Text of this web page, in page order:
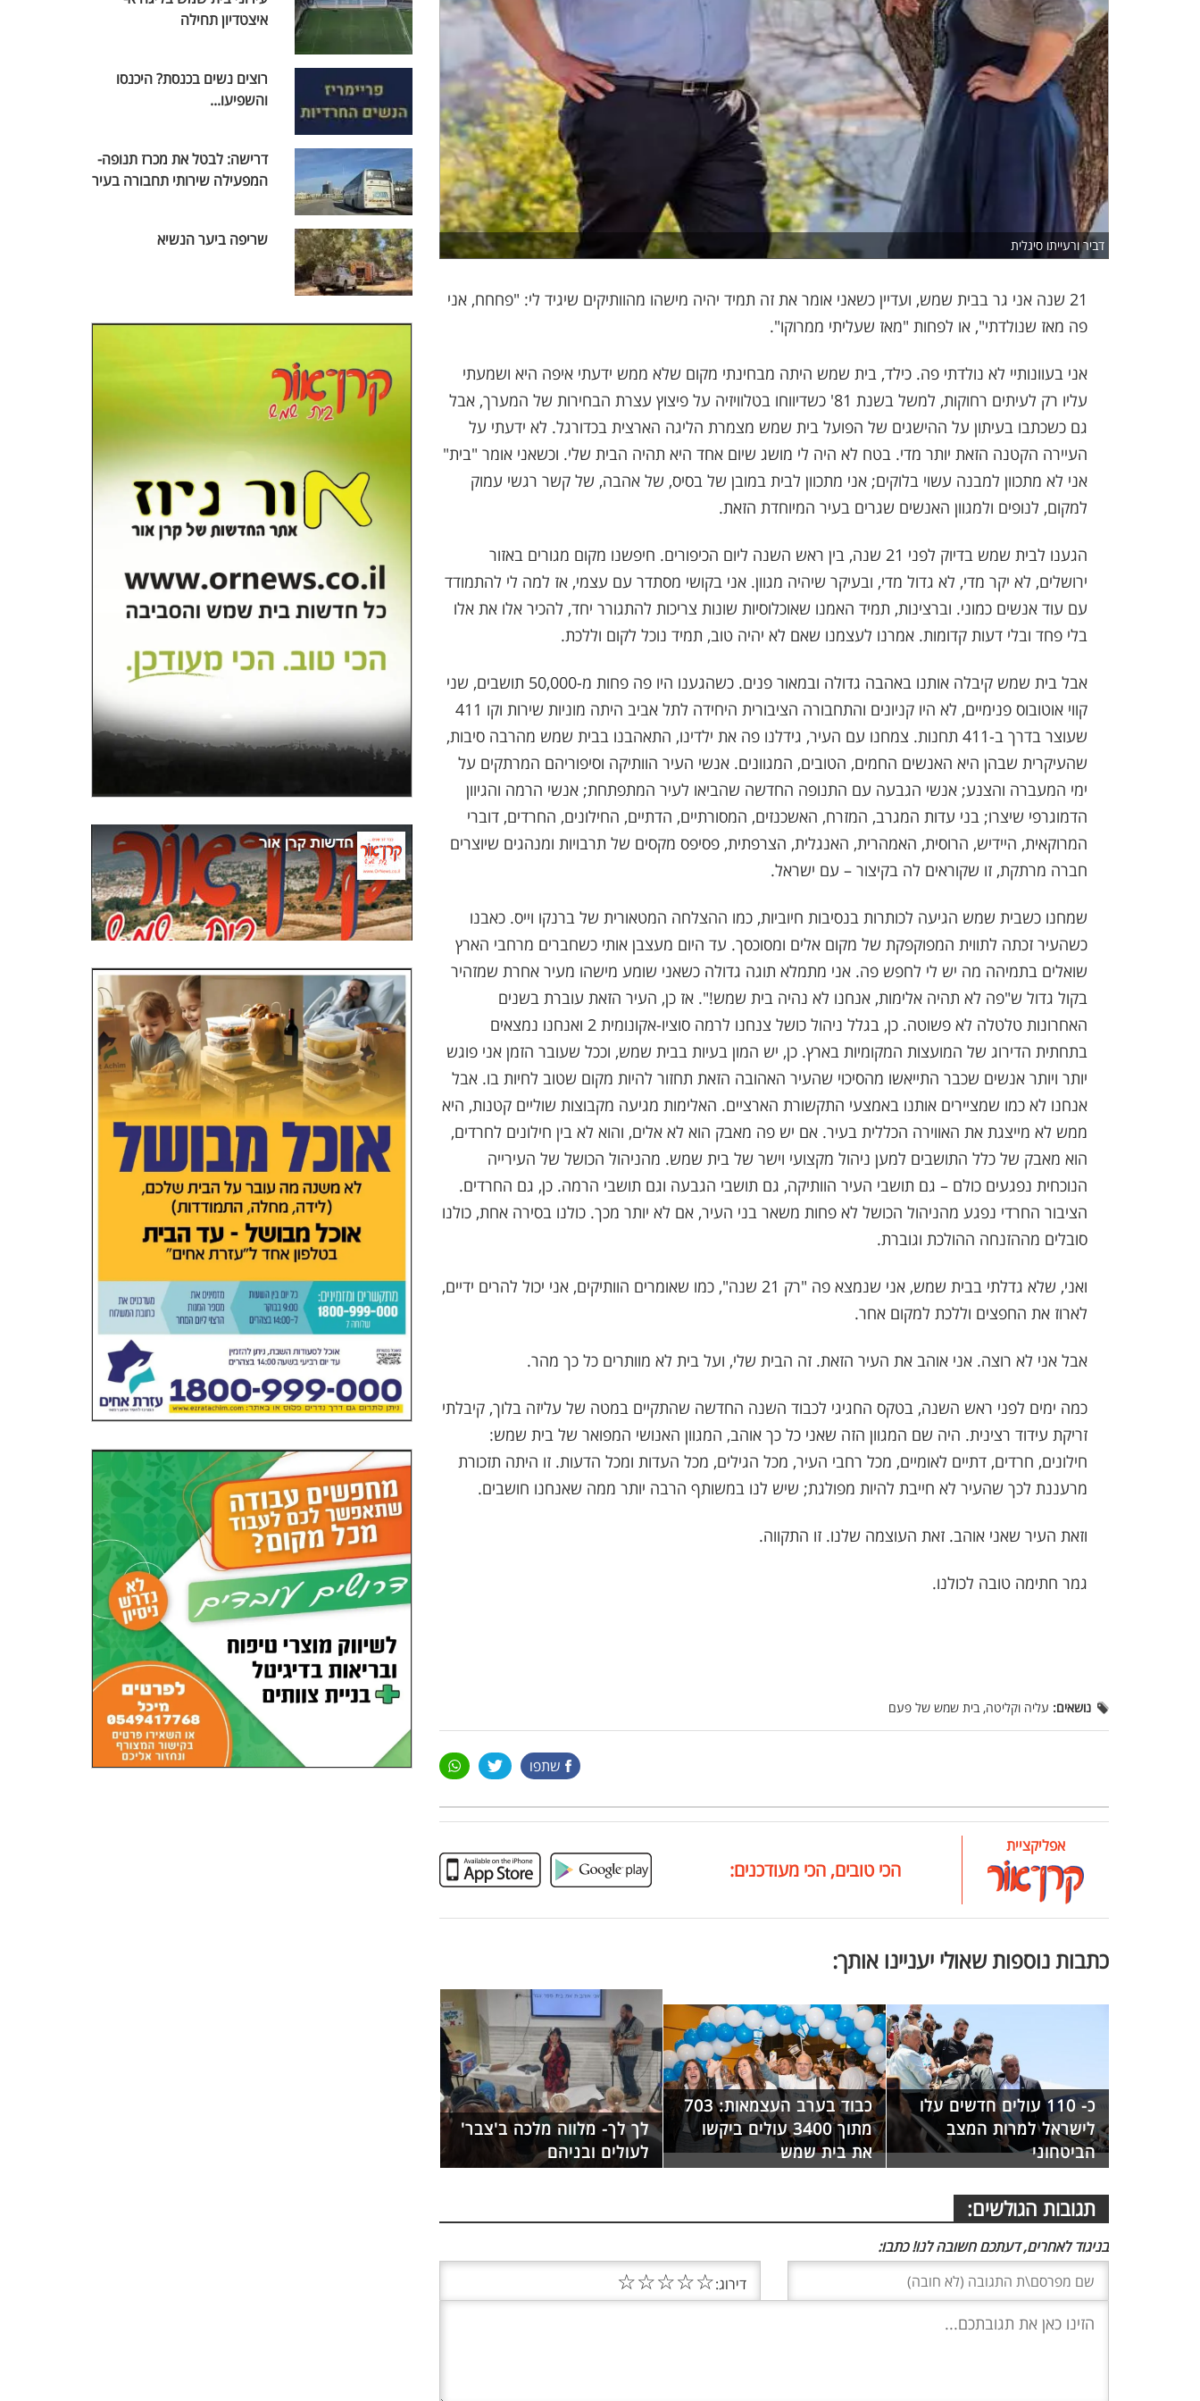
דביר ורעייתו סיגלית
21 שנה אני גר בבית שמש, ועדיין כשאני אומר את זה תמיד יהיה מישהו מהוותיקים שיגיד לי: "פחחח, אני
פה מאז שנולדתי", או לפחות "מאז שעליתי ממרוקו".
אני בעוונותיי לא נולדתי פה. כילד, בית שמש היתה מבחינתי מקום שלא ממש ידעתי איפה היא ושמעתי
עליו רק לעיתים רחוקות, למשל בשנת 81' כשדיווחו בטלוויזיה על פיצוץ עצרת הבחירות של המערך, אבל
גם כשכתבו בעיתון על ההישגים של הפועל בית שמש מצמרת הליגה הארצית בכדורגל. לא ידעתי על
העיירה הקטנה הזאת יותר מדי. בטח לא היה לי מושג שיום אחד היא תהיה הבית שלי. וכשאני אומר "בית"
אני לא מתכוון למבנה עשוי בלוקים; אני מתכוון לבית במובן של בסיס, של אהבה, של קשר רגשי עמוק
למקום, לנופים ולמגוון האנשים שגרים בעיר המיוחדת הזאת.
הגענו לבית שמש בדיוק לפני 21 שנה, בין ראש השנה ליום הכיפורים. חיפשנו מקום מגורים באזור
ירושלים, לא יקר מדי, לא גדול מדי, ובעיקר שיהיה מגוון. אני בקושי מסתדר עם עצמי, אז למה לי להתמודד
עם עוד אנשים כמוני. וברצינות, תמיד האמנו שאוכלוסיות שונות צריכות להתגורר יחד, להכיר אלו את אלו
בלי פחד ובלי דעות קדומות. אמרנו לעצמנו שאם לא יהיה טוב, תמיד נוכל לקום וללכת.
אבל בית שמש קיבלה אותנו באהבה גדולה ובמאור פנים. כשהגענו היו פה פחות מ-50,000 תושבים, שני
קווי אוטובוס פנימיים, לא היו קניונים והתחבורה הציבורית היחידה לתל אביב היתה מוניות שירות וקו 411
שעוצר בדרך ב-411 תחנות. צמחנו עם העיר, גידלנו פה את ילדינו, התאהבנו בבית שמש מהרבה סיבות,
שהעיקרית שבהן היא האנשים החמים, הטובים, המגוונים. אנשי העיר הוותיקה וסיפוריהם המרתקים על
ימי המעברה והצנע; אנשי הגבעה עם התנופה החדשה שהביאו לעיר המתפתחת; אנשי הרמה והגיוון
הדמוגרפי שיצרו; בני עדות המגרב, המזרח, האשכנזים, המסורתיים, הדתיים, החילונים, החרדים, דוברי
המרוקאית, היידיש, הרוסית, האמהרית, האנגלית, הצרפתית, פסיפס מקסים של תרבויות ומנהגים שיוצרים
חברה מרתקת, זו שקוראים לה בקיצור – עם ישראל.
שמחנו כשבית שמש הגיעה לכותרות בנסיבות חיוביות, כמו ההצלחה המטאורית של ברנקו וייס. כאבנו
כשהעיר זכתה לתווית המפוקפקת של מקום אלים ומסוכסך. עד היום מעצבן אותי כשחברים מרחבי הארץ
שואלים בתמיהה מה יש לי לחפש פה. אני מתמלא תוגה גדולה כשאני שומע מישהו מעיר אחרת שמזהיר
בקול גדול ש"פה לא תהיה אלימות, אנחנו לא נהיה בית שמש!". אז כן, העיר הזאת עוברת בשנים
האחרונות טלטלה לא פשוטה. כן, בגלל ניהול כושל צנחנו לרמה סוציו-אקונומית 2 ואנחנו נמצאים
בתחתית הדירוג של המועצות המקומיות בארץ. כן, יש המון בעיות בבית שמש, וככל שעובר הזמן אני פוגש
יותר ויותר אנשים שכבר התייאשו מהסיכוי שהעיר האהובה הזאת תחזור להיות מקום שטוב לחיות בו. אבל
אנחנו לא כמו שמציירים אותנו באמצעי התקשורת הארציים. האלימות מגיעה מקבוצות שוליים קטנות, היא
ממש לא מייצגת את האווירה הכללית בעיר. אם יש פה מאבק הוא לא אלים, והוא לא בין חילונים לחרדים,
הוא מאבק של כלל התושבים למען ניהול מקצועי וישר של בית שמש. מהניהול הכושל של העירייה
הנוכחית נפגעים כולם – גם תושבי העיר הוותיקה, גם תושבי הגבעה וגם תושבי הרמה. כן, גם החרדים.
הציבור החרדי נפגע מהניהול הכושל לא פחות משאר בני העיר, אם לא יותר מכך. כולנו בסירה אחת, כולנו
סובלים מההזנחה ההולכת וגוברת.
ואני, שלא גדלתי בבית שמש, אני שנמצא פה "רק 21 שנה", כמו שאומרים הוותיקים, אני יכול להרים ידיים,
לארוז את החפצים וללכת למקום אחר.
אבל אני לא רוצה. אני אוהב את העיר הזאת. זה הבית שלי, ועל בית לא מוותרים כל כך מהר.
כמה ימים לפני ראש השנה, בטקס החגיגי לכבוד השנה החדשה שהתקיים במטה של עליזה בלוך, קיבלתי
זריקת עידוד רצינית. היה שם המגוון הזה שאני כל כך אוהב, המגוון האנושי המפואר של בית שמש:
חילונים, חרדים, דתיים לאומיים, מכל רחבי העיר, מכל הגילים, מכל העדות ומכל הדעות. זו היתה תזכורת
מרעננת לכך שהעיר לא חייבת להיות מפולגת; שיש לנו במשותף הרבה יותר ממה שאנחנו חושבים.
וזאת העיר שאני אוהב. זאת העוצמה שלנו. זו התקווה.
גמר חתימה טובה לכולנו.
נושאים: עליה וקליטה, בית שמש של פעם
שתפו
אפליקציית
הכי טובים, הכי מעודכנים:
כתבות נוספות שאולי יעניינו אותך:
כ- 110 עולים חדשים עלו
לישראל למרות המצב
הביטחוני
כבוד בערב העצמאות: 703
מתוך 3400 עולים ביקשו
את בית שמש
לך לך- מלווה מלכה ב'צבר'
לעולים ובניהם
תגובות הגולשים:
בניגוד לאחרים, דעתכם חשובה לנו! כתבו:
דירוג:☆
☆
☆
☆
☆
איצטדיון תחילה
רוצים נשים בכנסת? היכנסו
והשפיעו...
דרישה: לבטל את מכרז תנופה-
המפעילה שירותי תחבורה בעיר
שריפה ביער הנשיא